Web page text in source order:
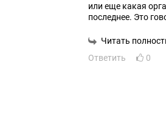
или еще какая
последнее. Это говорит о слабости и проигрышной ситуации, в первую очередь, самого
Читать
Ответить
0